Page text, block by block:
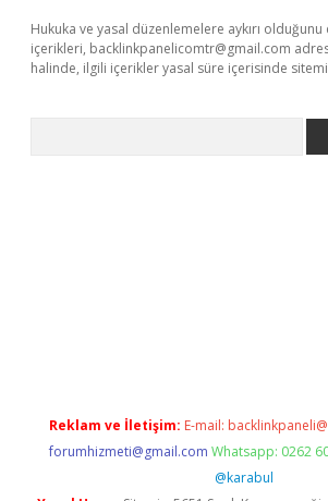
Hukuka ve yasal düzenlemelere aykırı
içerikleri, backlinkpanelicomtr@gmail.com
halinde, ilgili içerikler yasal süre içerisinde
Reklam ve İletişim: E-mail:
forumhizmeti@gmail.com Whatsapp: 0262
@karabul